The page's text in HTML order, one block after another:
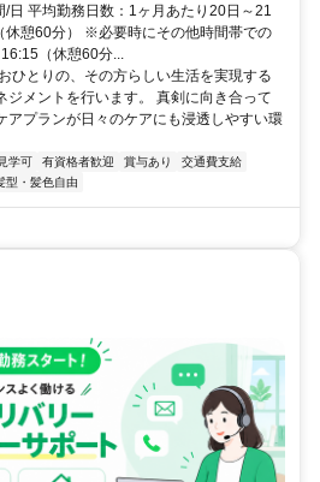
日 平均勤務日数：1ヶ月あたり20日～21
休憩60分） ※必要時にその他時間帯での
（休憩60分...
ひとりの、その方らしい生活を実現する
ジメントを行います。 真剣に向き合って
アプランが日々のケアにも浸透しやすい環
学可 有資格者歓迎 賞与あり
交通費支給
型・髪色自由